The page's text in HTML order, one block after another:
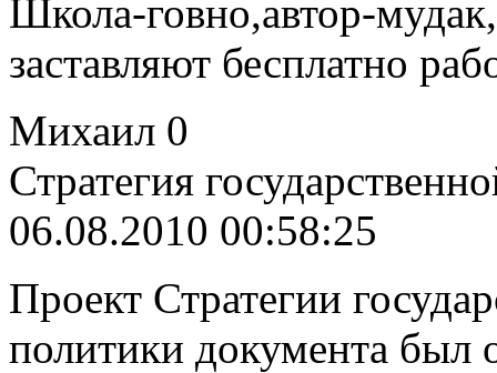
Школа-говно,автор-
заставляют бесплатно
Михаил 0
Стратегия
06.08.2010 00:58:25
Проект Стратегии
политики документа был